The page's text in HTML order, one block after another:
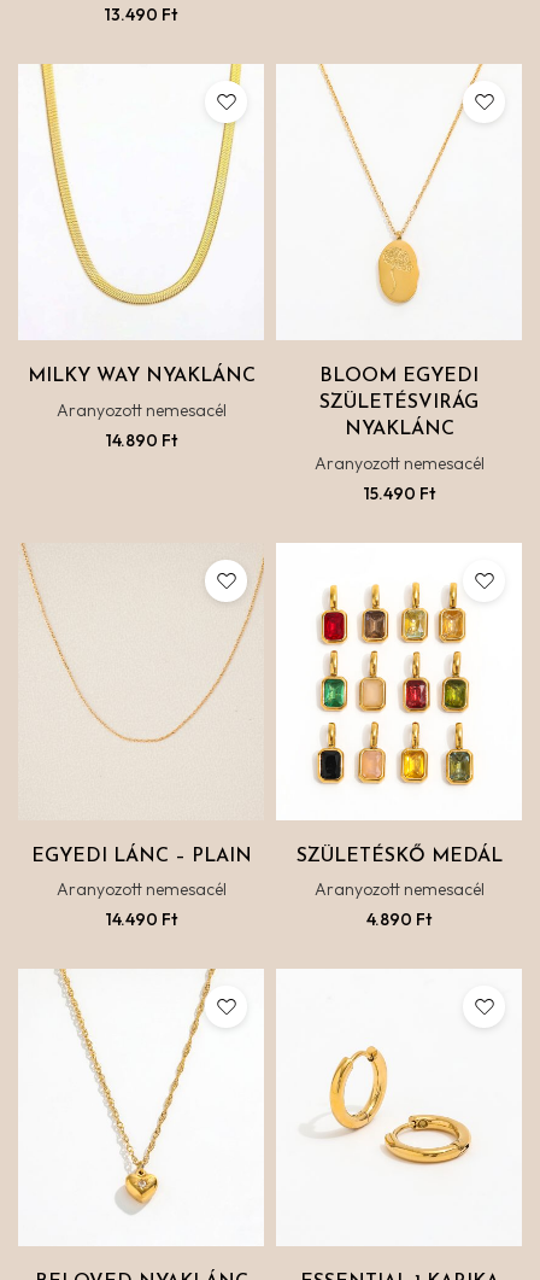
13.490 Ft
MILKY WAY NYAKLÁNC
Aranyozott nemesacél
14.890 Ft
BLOOM EGYEDI
SZÜLETÉSVIRÁG
NYAKLÁNC
Aranyozott nemesacél
15.490 Ft
EGYEDI LÁNC – PLAIN
Aranyozott nemesacél
14.490 Ft
SZÜLETÉSKŐ MEDÁL
Aranyozott nemesacél
4.890 Ft